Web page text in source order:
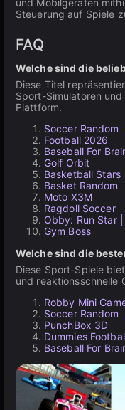
und Mobilgeräten
Steuerung auf Spiele
FAQ
Welche sind die
Diese Titel
Sport-Simulatoren
Plattform.
Soccer Random
Football 2026
Baseball For
Golf Orbit
Basketball Stars
Basket Random
Moto X3M
Ragdoll Soccer
Obby: Run Star
Gym Boss
Welche sind die
Diese Sport-Spiele
und reaktionsschnelle
Robby Mini
Soccer Random
PunchBox 3D
Dummies
Baseball For